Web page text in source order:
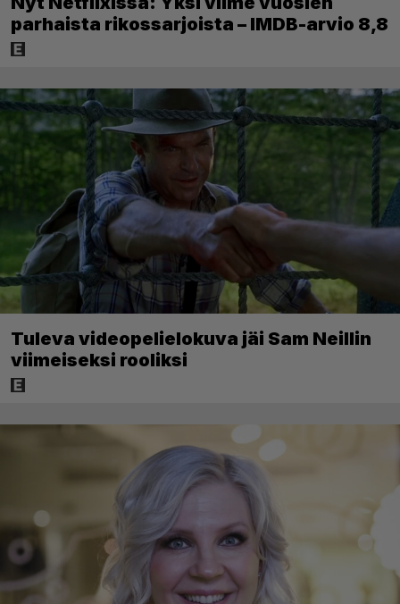
parhaista rikossarjoista – IMDB-arvio 8,8
Tuleva videopelielokuva jäi Sam Neillin
viimeiseksi rooliksi